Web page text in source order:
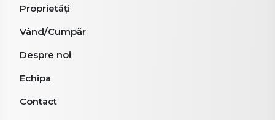
Proprietăți
Vând/Cumpăr
Despre noi
Echipa
Contact